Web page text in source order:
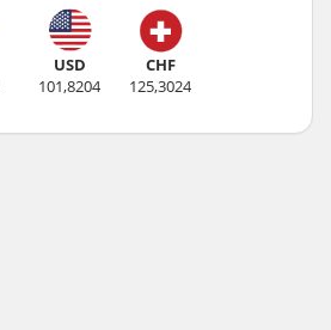
USD
101,8204
CHF
125,3024